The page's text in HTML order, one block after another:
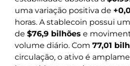
uma variação positiva de
horas. A stablecoin possui
de $76,9 bilhões e
volume diário. Com 77,01
circulação, o ativo é